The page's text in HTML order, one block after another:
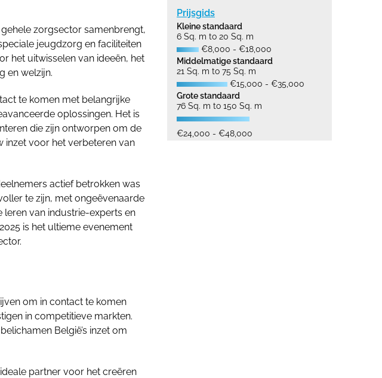
zorgsector samenbrengt,
jeugdzorg en faciliteiten
het uitwisselen van ideeën, het
en welzijn.
te komen met belangrijke
oplossingen. Het is
die zijn ontworpen om de
inzet voor het verbeteren van
actief betrokken was
te zijn, met ongeëvenaarde
van industrie-experts en
is het ultieme evenement
om in contact te komen
in competitieve markten.
België’s inzet om
partner voor het creëren
Prijsgids
Kleine standaard
6 Sq. m to 20 Sq. m
€8,000 - €18,000
Middelmatige standaard
21 Sq. m to 75 Sq. m
€15,000 - €35,000
Grote standaard
76 Sq. m to 150 Sq. m
€24,000 - €48,000